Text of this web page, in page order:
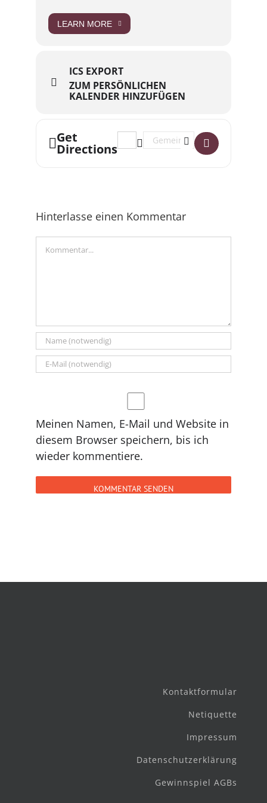
LEARN MORE
ICS EXPORT
ZUM PERSÖNLICHEN
KALENDER HINZUFÜGEN
Get
Directions
Address - Malteser Trauercafé
Destination Address -
Hinterlasse einen Kommentar
Meinen Namen, E-Mail und Website in
diesem Browser speichern, bis ich
wieder kommentiere.
Kontaktformular
Netiquette
Impressum
Datenschutzerklärung
Gewinnspiel AGBs